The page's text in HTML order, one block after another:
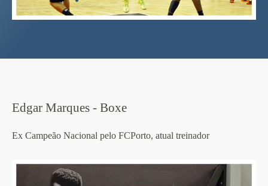
Edgar Marques - Boxe
Ex Campeão Nacional pelo FCPorto, atual treinador